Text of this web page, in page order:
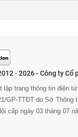
- 2026 - Công ty Cổ
lập trang thông tin điện
GP-TTĐT do Sở Thông
cấp ngày 03 tháng 07